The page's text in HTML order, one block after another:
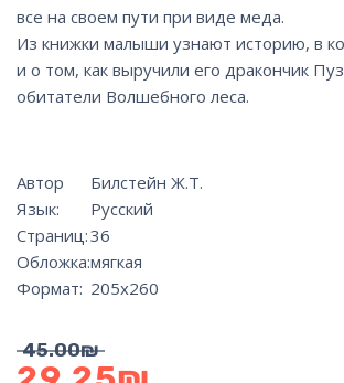
все на своем пути при виде меда.
Из книжки малыши узнают историю, в
и о том, как выручили его дракончик
обитатели Волшебного леса.
Автор
Билстейн Ж.Т.
Язык:
Русский
Страниц:36
Обложка:мягкая
Формат: 205х260
45.00₪